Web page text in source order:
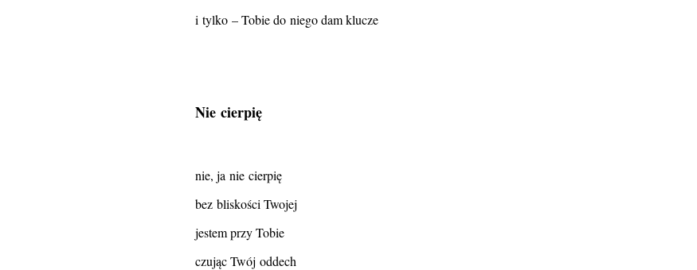
i tylko – Tobie do niego dam klucze
Nie cierpię
nie, ja nie cierpię
bez bliskości Twojej
jestem przy Tobie
czując Twój oddech